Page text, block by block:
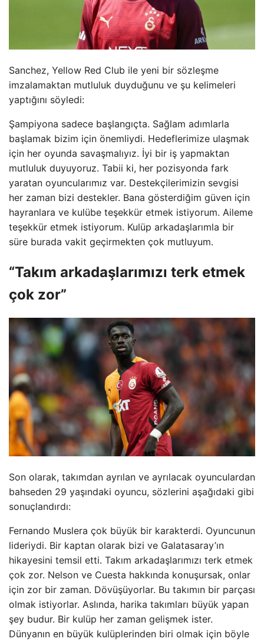
Sanchez, Yellow Red Club ile yeni bir sözleşme
imzalamaktan mutluluk duyduğunu ve şu kelimeleri
yaptığını söyledi:
Şampiyona sadece başlangıçta. Sağlam adımlarla
başlamak bizim için önemliydi. Hedeflerimize ulaşmak
için her oyunda savaşmalıyız. İyi bir iş yapmaktan
mutluluk duyuyoruz. Tabii ki, her pozisyonda fark
yaratan oyuncularımız var. Destekçilerimizin sevgisi
her zaman bizi destekler. Bana gösterdiğim güven için
hayranlara ve kulübe teşekkür etmek istiyorum. Aileme
teşekkür etmek istiyorum. Kulüp arkadaşlarımla bir
süre burada vakit geçirmekten çok mutluyum.
“Takım arkadaşlarımızı terk etmek
çok zor”
Son olarak, takımdan ayrılan ve ayrılacak oyunculardan
bahseden 29 yaşındaki oyuncu, sözlerini aşağıdaki gibi
sonuçlandırdı:
Fernando Muslera çok büyük bir karakterdi. Oyuncunun
lideriydi. Bir kaptan olarak bizi ve Galatasaray’ın
hikayesini temsil etti. Takım arkadaşlarımızı terk etmek
çok zor. Nelson ve Cuesta hakkında konuşursak, onlar
için zor bir zaman. Dövüşüyorlar. Bu takımın bir parçası
olmak istiyorlar. Aslında, harika takımları büyük yapan
şey budur. Bir kulüp her zaman gelişmek ister.
Dünyanın en büyük kulüplerinden biri olmak için böyle